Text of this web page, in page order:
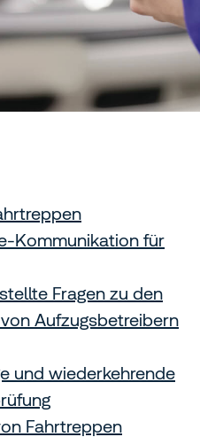
Kommunikation für
Fragen zu den
Aufzugsbetreibern
und wiederkehrende
Fahrtreppen